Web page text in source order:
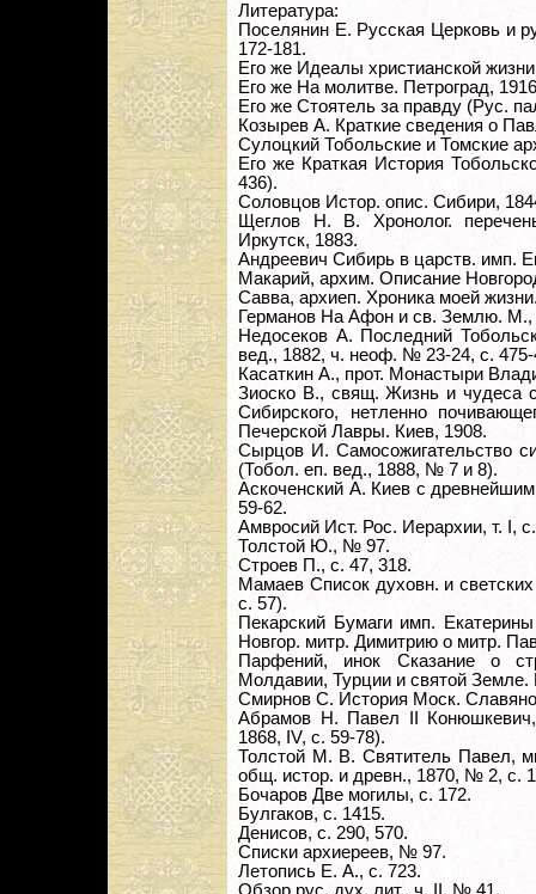
Литература:
Поселянин Е. Русская Церковь и
172-181.
Его же Идеалы христианской
Его же На молитве. Петроград,
Его же Стоятель за правду (Рус.
Козырев А. Краткие сведения о
Сулоцкий Тобольские и Томские
Его же Краткая История
436).
Соловцов Истор. опис. Сибири,
Щеглов Н. В. Хронолог.
Иркутск, 1883.
Андреевич Сибирь в царств. имп.
Макарий, архим. Описание
Савва, архиеп. Хроника моей
Германов На Афон и св. Землю. М.,
Недосеков А. Последний
вед., 1882, ч. неоф. № 23-24, с. 475-
Касаткин А., прот. Монастыри
Зиоско В., свящ. Жизнь и чудеса
Сибирского, нетленно
Печерской Лавры. Киев, 1908.
Сырцов И. Самосожигательство
(Тобол. еп. вед., 1888, № 7 и 8).
Аскоченский А. Киев с
59-62.
Амвросий Ист. Рос. Иерархии, т. I,
Толстой Ю., № 97.
Строев П., с. 47, 318.
Мамаев Список духовн. и
с. 57).
Пекарский Бумаги имп.
Новгор. митр. Димитрию о митр.
Парфений, инок Сказание о
Молдавии, Турции и святой Земле.
Смирнов С. История Моск.
Абрамов Н. Павел II Конюшкевич,
1868, IV, с. 59-78).
Толстой М. В. Святитель Павел,
общ. истор. и древн., 1870, № 2, с.
Бочаров Две могилы, с. 172.
Булгаков, с. 1415.
Денисов, с. 290, 570.
Списки архиереев, № 97.
Летопись Е. А., с. 723.